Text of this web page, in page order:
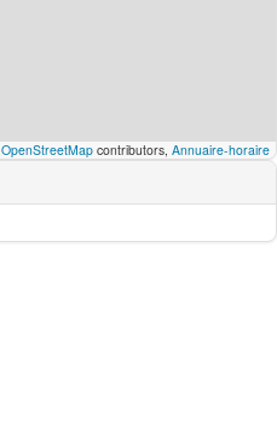
OpenStreetMap contributors, Annuaire-horaire